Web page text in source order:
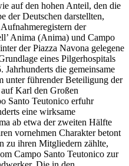
auf den hohen Anteil, den die
der Deutschen darstellten,
der
Anima (Anima) und Campo
der Piazza Navona gelegene
eines Pilgerhospitals
die gemeinsame
unter führender Beteiligung der
Karl den Großen
Santo Teutonico erfuhr
eine wirksame
ab etwa der zweiten Hälfte
vornehmen Charakter betont
zu ihren Mitgliedern zählte,
Campo Santo Teutonico zur